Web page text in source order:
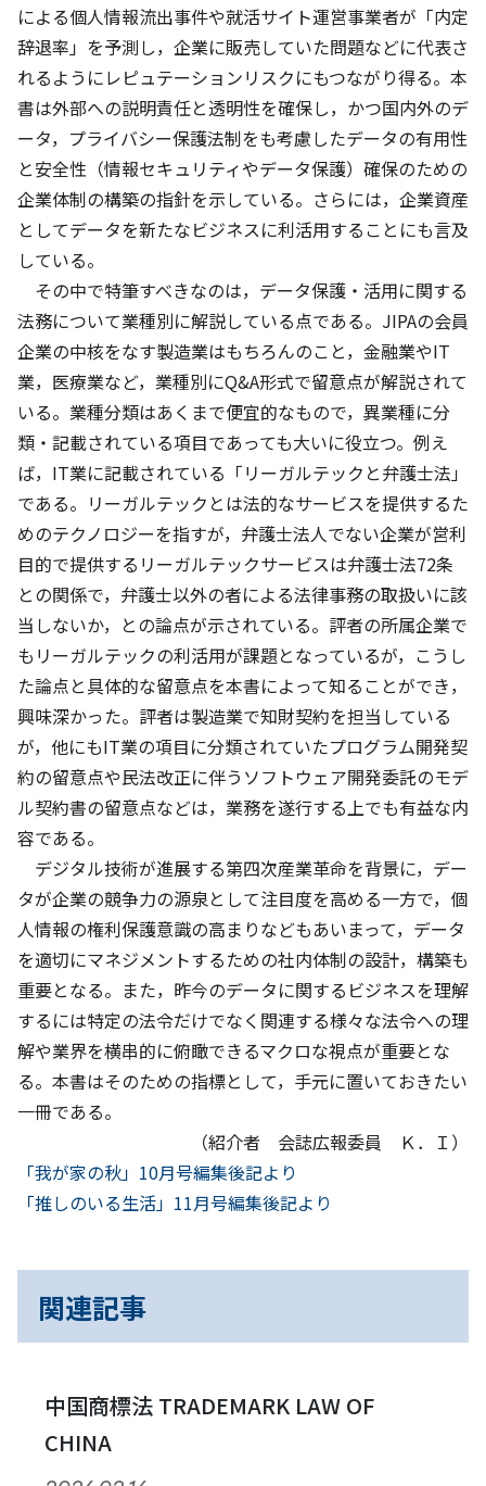
による個人情報流出事件や就活サイト運営事業者が「内定
辞退率」を予測し，企業に販売していた問題などに代表さ
れるようにレピュテーションリスクにもつながり得る。本
書は外部への説明責任と透明性を確保し，かつ国内外のデ
ータ，プライバシー保護法制をも考慮したデータの有用性
と安全性（情報セキュリティやデータ保護）確保のための
企業体制の構築の指針を示している。さらには，企業資産
としてデータを新たなビジネスに利活用することにも言及
している。
その中で特筆すべきなのは，データ保護・活用に関する
法務について業種別に解説している点である。JIPAの会員
企業の中核をなす製造業はもちろんのこと，金融業やIT
業，医療業など，業種別にQ&A形式で留意点が解説されて
いる。業種分類はあくまで便宜的なもので，異業種に分
類・記載されている項目であっても大いに役立つ。例え
ば，IT業に記載されている「リーガルテックと弁護士法」
である。リーガルテックとは法的なサービスを提供するた
めのテクノロジーを指すが，弁護士法人でない企業が営利
目的で提供するリーガルテックサービスは弁護士法72条
との関係で，弁護士以外の者による法律事務の取扱いに該
当しないか，との論点が示されている。評者の所属企業で
もリーガルテックの利活用が課題となっているが，こうし
た論点と具体的な留意点を本書によって知ることができ，
興味深かった。評者は製造業で知財契約を担当している
が，他にもIT業の項目に分類されていたプログラム開発契
約の留意点や民法改正に伴うソフトウェア開発委託のモデ
ル契約書の留意点などは，業務を遂行する上でも有益な内
容である。
デジタル技術が進展する第四次産業革命を背景に，デー
タが企業の競争力の源泉として注目度を高める一方で，個
人情報の権利保護意識の高まりなどもあいまって，データ
を適切にマネジメントするための社内体制の設計，構築も
重要となる。また，昨今のデータに関するビジネスを理解
するには特定の法令だけでなく関連する様々な法令への理
解や業界を横串的に俯瞰できるマクロな視点が重要とな
る。本書はそのための指標として，手元に置いておきたい
一冊である。
（紹介者 会誌広報委員 Ｋ．Ｉ）
投
稿
ナ
ビ
前
へ
「我が家の秋」10月号編集後記より
次
「推しのいる生活」11月号編集後記より
関連記事
中国商標法 TRADEMARK LAW OF
CHINA